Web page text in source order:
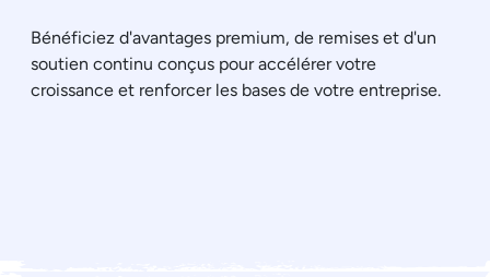
Bénéficiez d'avantages premium, de remises et d'un
soutien continu conçus pour accélérer votre
croissance et renforcer les bases de votre entreprise.